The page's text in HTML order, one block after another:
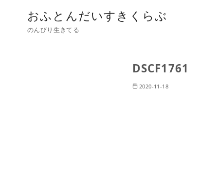
おふとんだいすきくらぶ
のんびり生きてる
DSCF1761
2020-11-18